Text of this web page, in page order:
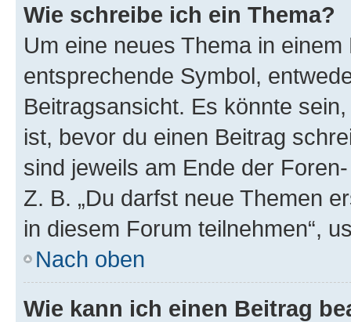
Wie schreibe ich ein Thema?
Um eine neues Thema in
entsprechende Symbol,
Beitragsansicht. Es könnte
ist, bevor du einen Beitrag
sind jeweils am Ende der
Z. B. „Du darfst neue Themen
in diesem Forum teilnehmen“,
Nach oben
Wie kann ich einen Beitrag